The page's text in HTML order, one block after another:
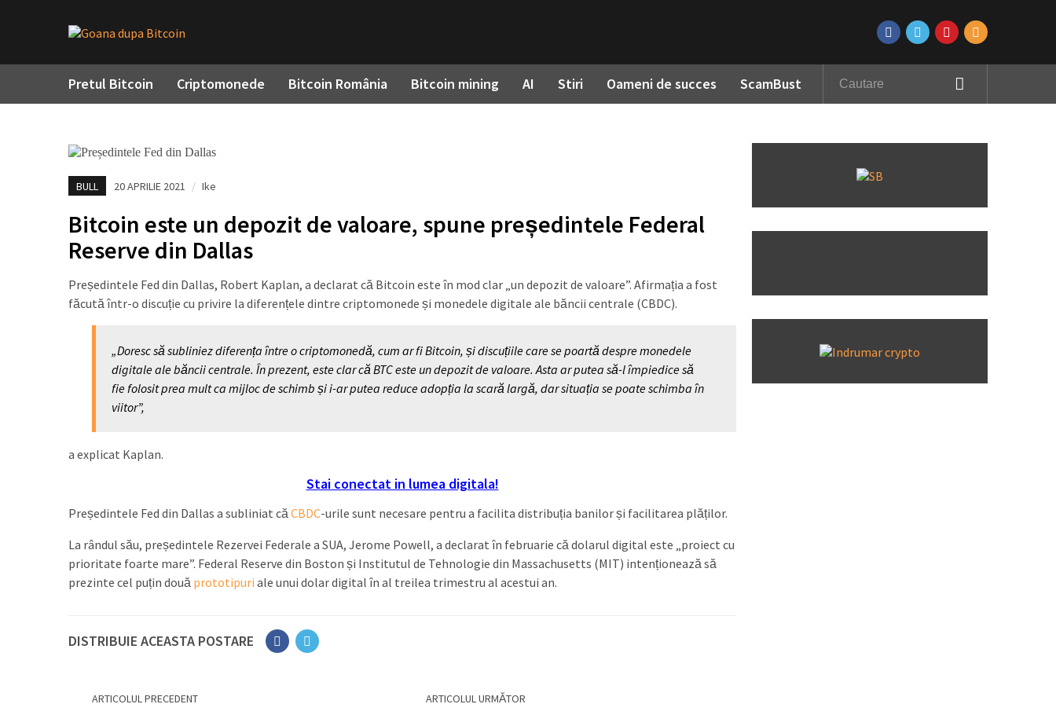
Pretul Bitcoin Criptomonede Bitcoin România Bitcoin mining AI Stiri Oameni de succes ScamBust
BULL 20 APRILIE 2021 / Ike
Bitcoin este un depozit de valoare, spune președintele Federal
Reserve din Dallas
Președintele Fed din Dallas, Robert Kaplan, a declarat că Bitcoin este în mod clar „un depozit de valoare”. Afirmația a fost
făcută într-o discuție cu privire la diferențele dintre criptomonede și monedele digitale ale băncii centrale (CBDC).
„Doresc să subliniez diferența între o criptomonedă, cum ar fi Bitcoin, și discuțiile care se poartă despre monedele
digitale ale băncii centrale. În prezent, este clar că BTC este un depozit de valoare. Asta ar putea să-l împiedice să
fie folosit prea mult ca mijloc de schimb și i-ar putea reduce adopția la scară largă, dar situația se poate schimba în
viitor”,
a explicat Kaplan.
Stai conectat in lumea digitala!
Președintele Fed din Dallas a subliniat căCBDC-urile sunt necesare pentru a facilita distribuția banilor și facilitarea plăților.
La rândul său, președintele Rezervei Federale a SUA, Jerome Powell, a declarat în februarie că dolarul digital este „proiect cu
prioritate foarte mare”. Federal Reserve din Boston și Institutul de Tehnologie din Massachusetts (MIT) intenționează să
prezinte cel puțin două prototipuri ale unui dolar digital în al treilea trimestru al acestui an.
DISTRIBUIE ACEASTA POSTARE
ARTICOLUL PRECEDENT ARTICOLUL URMĂTOR